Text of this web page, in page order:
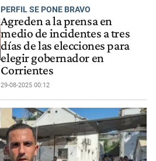
PERFIL SE PONE BRAVO
Agreden a la prensa en
medio de incidentes a tres
días de las elecciones para
elegir gobernador en
Corrientes
29-08-2025 00:12